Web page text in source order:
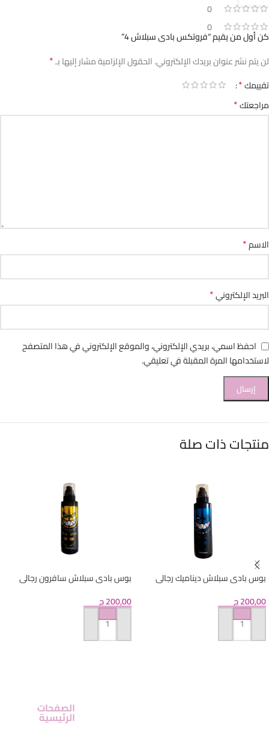
0
0
كن أول من يقيم “فروتكس بادى سبلاش 4”
لن يتم نشر عنوان بريدك الإلكتروني.الحقول الإلزامية مشار إليها بـ*
تقييمك*
مراجعتك*
الاسم*
البريد الإلكتروني*
احفظ اسمي، بريدي الإلكتروني، والموقع الإلكتروني في هذا المتصفح
لاستخدامها المرة المقبلة في تعليقي.
منتجات ذات صلة
بوس بادى سبلاش ديناميك رجالى
200,00ج
إضافة إلى السلة
بوس بادى سبلاش سافرون رجالى
200,00ج
إضافة إلى السلة
الصفحات
الرئيسية